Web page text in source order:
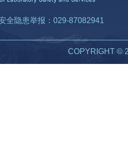
全隐患举报：029-87082941
COPYRIGHT ©